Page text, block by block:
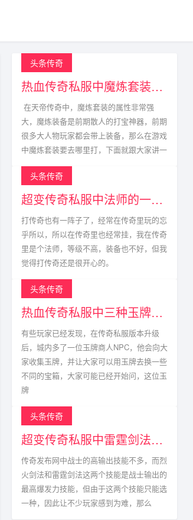
头条传奇
热血传奇私服中魔炼套装的获取方式
在天帝传奇中，魔炼套装的属性非常强
大，魔炼装备是前期散人的打宝神器，前期
很多大人物玩家都会带上装备，那么在游戏
中魔炼套装要去哪里打，下面就跟大家讲一
头条传奇
超变传奇私服中法师的一生宿敌
打传奇也有一阵子了，经常在传奇里玩的忘
乎所以，所以在传奇里也经常挂，我在传奇
里是个法师，等级不高，装备也不好，但我
觉得打传奇还是很开心的。
头条传奇
热血传奇私服中三种玉牌获得方式以及掉落点
有些玩家已经发现，在传奇私服版本升级
后，城内多了一位玉牌商人NPC，他会向大
家收集玉牌，并让大家可以用玉牌去换一些
不同的宝箱，大家可能已经开始问，这位玉
牌
头条传奇
超变传奇私服中雷霆剑法真的不能与烈火剑法相比?
传奇发布网中战士的高输出技能不多，而烈
火剑法和雷霆剑法这两个技能是战士输出的
最高爆发力技能，但由于这两个技能只能选
一种，因此让不少玩家感到为难，那么